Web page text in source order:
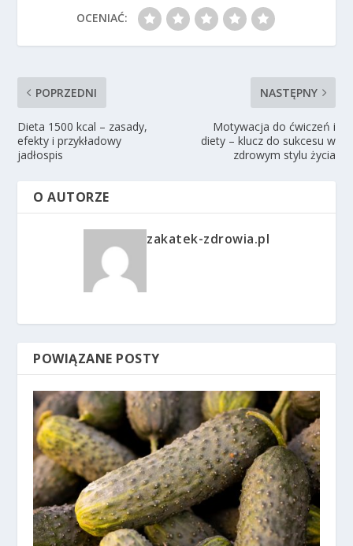
OCENIAĆ:
POPRZEDNI
Dieta 1500 kcal – zasady,
efekty i przykładowy
jadłospis
NASTĘPNY
Motywacja do ćwiczeń i
diety – klucz do sukcesu w
zdrowym stylu życia
O AUTORZE
zakatek-zdrowia.pl
POWIĄZANE POSTY